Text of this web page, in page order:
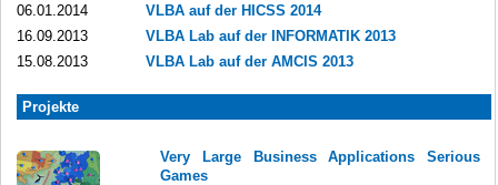
06.01.2014
VLBA auf der HICSS 2014
16.09.2013
VLBA Lab auf der INFORMATIK 2013
15.08.2013
VLBA Lab auf der AMCIS 2013
Projekte
Very Large Business Applications Serious
Games